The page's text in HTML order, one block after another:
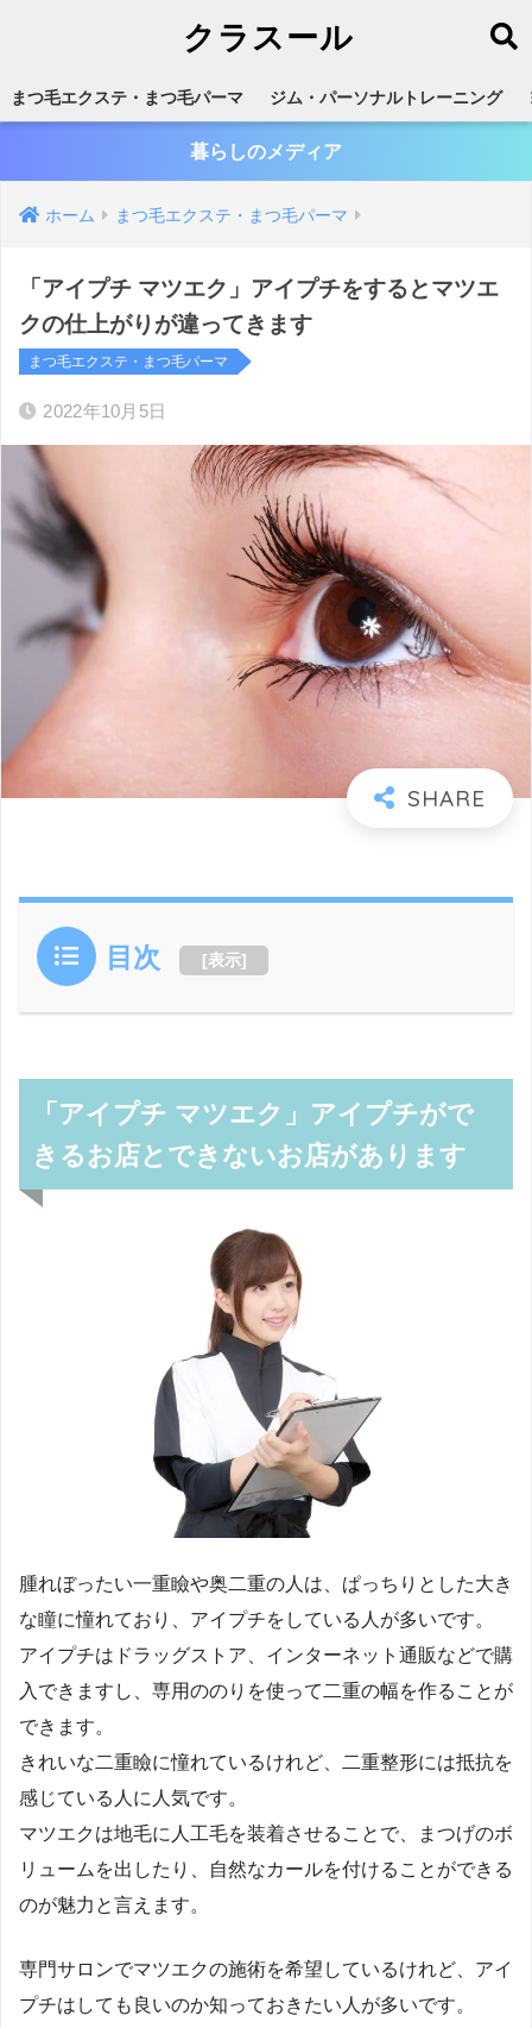
クラスール
まつ毛エクステ・まつ毛パーマ ジム・パーソナルトレーニング
暮らしのメディア
ホーム まつ毛エクステ・まつ毛パーマ
「アイプチ マツエク」アイプチをするとマツエ
クの仕上がりが違ってきます
まつ毛エクステ・まつ毛パーマ
2022年10月5日
目次 [表示]
「アイプチ マツエク」アイプチがで
きるお店とできないお店があります
腫れぼったい一重瞼や奥二重の人は、ぱっちりとした大き
な瞳に憧れており、アイプチをしている人が多いです。
アイプチはドラッグストア、インターネット通販などで購
入できますし、専用ののりを使って二重の幅を作ることが
できます。
きれいな二重瞼に憧れているけれど、二重整形には抵抗を
感じている人に人気です。
マツエクは地毛に人工毛を装着させることで、まつげのボ
リュームを出したり、自然なカールを付けることができる
のが魅力と言えます。
専門サロンでマツエクの施術を希望しているけれど、アイ
プチはしても良いのか知っておきたい人が多いです。